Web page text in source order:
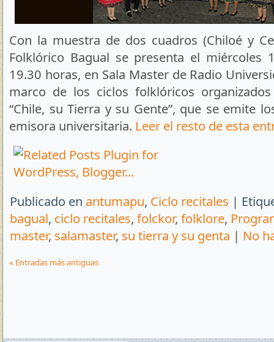
Con la muestra de dos cuadros (Chiloé y
Folklórico Bagual se presenta el miércoles
19.30 horas, en Sala Master de Radio
marco de los ciclos folklóricos
“Chile, su Tierra y su Gente”, que se emite
emisora universitaria. Leer el resto de esta
Publicado en antumapu, Ciclo recitales |
bagual, ciclo recitales, folckor, folklore,
master, salamaster, su tierra y su genta | No
« Entradas más antiguas